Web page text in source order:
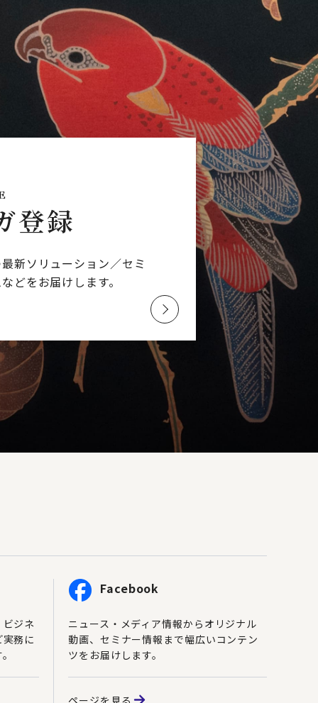
登録
新ソリューション／セミ
どをお届けします。
ジネ
務に
Facebook
ニュース・メディア情報からオリジナル
動画、セミナー情報まで幅広いコンテン
ツをお届けします。
ページを見る